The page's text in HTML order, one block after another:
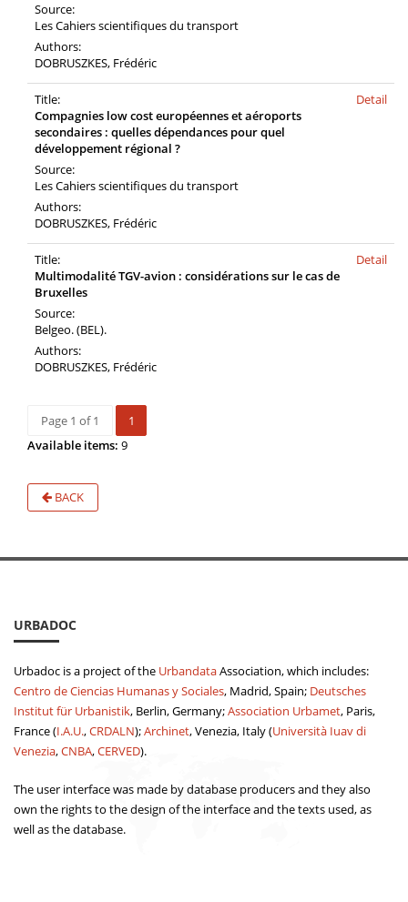
Source:
Les Cahiers scientifiques du transport
Authors:
DOBRUSZKES, Frédéric
Title:
Compagnies low cost européennes et aéroports
secondaires : quelles dépendances pour quel
développement régional ?
Source:
Les Cahiers scientifiques du transport
Authors:
DOBRUSZKES, Frédéric
Detail
Title:
Multimodalité TGV-avion : considérations sur le cas de
Bruxelles
Source:
Belgeo. (BEL).
Authors:
DOBRUSZKES, Frédéric
Detail
Page 1 of 1
1
Available items: 9
BACK
URBADOC
Urbadoc is a project of the UrbandataAssociation, which includes:
Centro de Ciencias Humanas y Sociales, Madrid, Spain; Deutsches
Institut für Urbanistik, Berlin, Germany;Association Urbamet, Paris,
France (I.A.U.,CRDALN);Archinet, Venezia, Italy (Università Iuav di
Venezia,CNBA,CERVED).
The user interface was made by database producers and they also
own the rights to the design of the interface and the texts used, as
well as the database.